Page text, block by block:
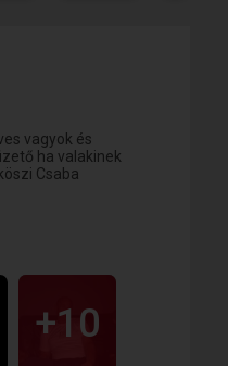
vagyok és
ha valakinek
Csaba
+10